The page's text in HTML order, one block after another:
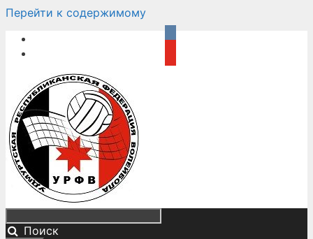
Перейти к содержимому
Поиск